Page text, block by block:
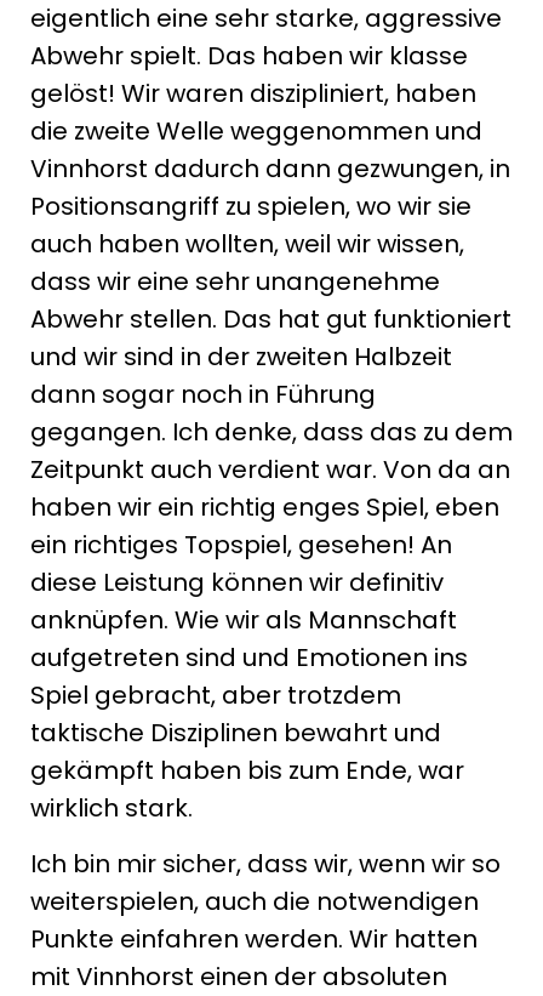
eigentlich eine sehr starke, aggressive
Abwehr spielt. Das haben wir klasse
gelöst! Wir waren diszipliniert, haben
die zweite Welle weggenommen und
Vinnhorst dadurch dann gezwungen, in
Positionsangriff zu spielen, wo wir sie
auch haben wollten, weil wir wissen,
dass wir eine sehr unangenehme
Abwehr stellen. Das hat gut funktioniert
und wir sind in der zweiten Halbzeit
dann sogar noch in Führung
gegangen. Ich denke, dass das zu dem
Zeitpunkt auch verdient war. Von da an
haben wir ein richtig enges Spiel, eben
ein richtiges Topspiel, gesehen! An
diese Leistung können wir definitiv
anknüpfen. Wie wir als Mannschaft
aufgetreten sind und Emotionen ins
Spiel gebracht, aber trotzdem
taktische Disziplinen bewahrt und
gekämpft haben bis zum Ende, war
wirklich stark.
Ich bin mir sicher, dass wir, wenn wir so
weiterspielen, auch die notwendigen
Punkte einfahren werden. Wir hatten
mit Vinnhorst einen der absoluten